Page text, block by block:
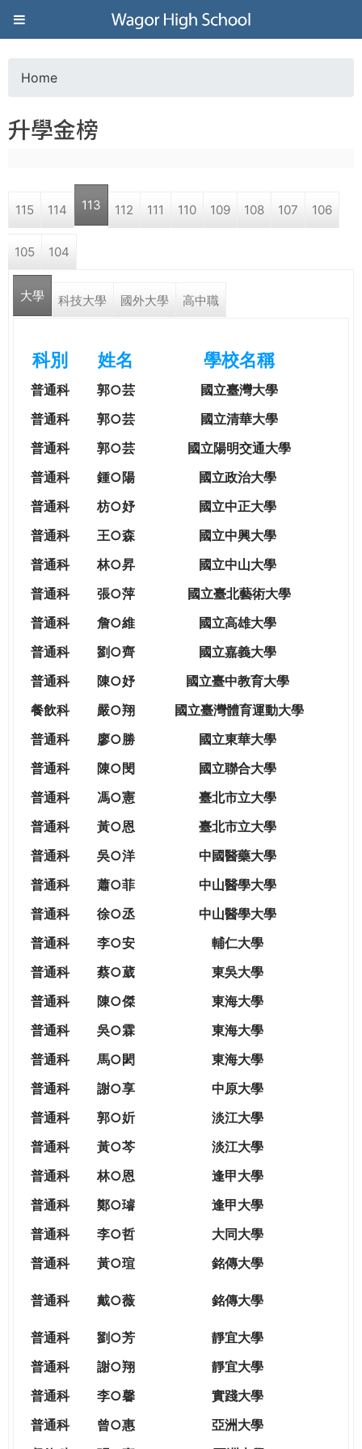
Jump to navigation
葳
格
高
學
WAGOR
TODAY
WORLD
TOMORROW
CITIZENSHIP
o
a
r
e
e
Home
升學金榜
115 114 113 112 111 110 109 108 107 106
105 104
大學 科技大學 國外大學 高中職
科別 姓名 學校名稱
普通科 郭○芸
國立臺灣大學
普通科
郭○芸
國立清華大學
普通科
郭○芸
國立陽明交通大學
普通科
鍾○陽
國立政治大學
普通科
枋○妤
國立中正大學
普通科
王○森
國立中興大學
普通科
林○昇
國立中山大學
普通科
張○萍
國立臺北藝術大學
普通科
詹○維
國立高雄大學
普通科
劉○齊
國立嘉義大學
普通科
陳○妤
國立臺中教育大學
餐飲科
嚴○翔 國立臺灣體育運動大學
普通科
廖○勝
國立東華大學
普通科
陳○閔
國立聯合大學
普通科
馮○憲
臺北市立大學
普通科
黃○恩
臺北市立大學
普通科 吳○洋
中國醫藥大學
普通科
蕭○菲
中山醫學大學
普通科
徐○丞
中山醫學大學
普通科
李○安
輔仁大學
普通科
蔡○葳
東吳大學
普通科
陳○傑
東海大學
普通科
吳○霖
東海大學
普通科
馬○閎
東海大學
普通科
謝○享
中原大學
普通科
郭○妡
淡江大學
普通科
黃○芩
淡江大學
普通科
林○恩
逢甲大學
普通科
鄭○璿
逢甲大學
普通科
李○哲
大同大學
普通科
黃○瑄 銘傳大學
普通科 戴○薇 銘傳大學
普通科 劉○芳
靜宜大學
普通科
謝○翔
靜宜大學
普通科
李○馨
實踐大學
普通科
曾○惠
亞洲大學